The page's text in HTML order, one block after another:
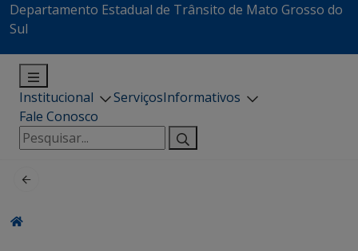
Departamento Estadual de Trânsito de Mato Grosso do
Sul
Institucional ServiçosInformativos
Fale Conosco
Pesquisar
por: